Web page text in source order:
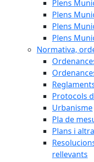
Plens
Plens
Plens
Plens
Normativa,
Protocols
Urbanisme
Pla de
Plans i
rellevants